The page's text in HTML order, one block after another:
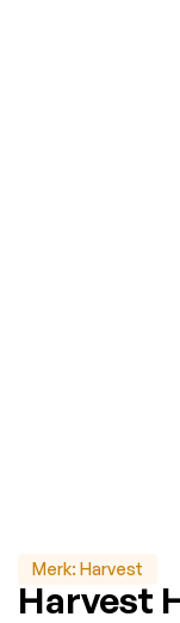
Merk: Harvest
Harvest